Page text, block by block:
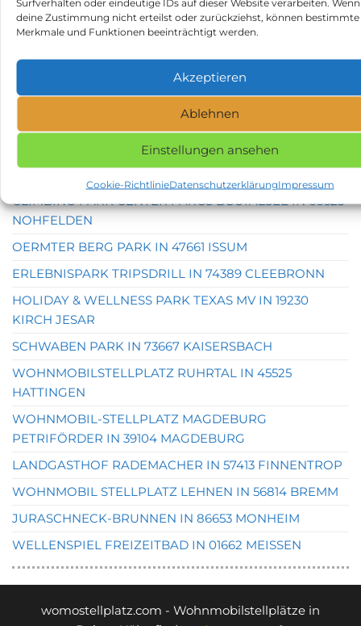
deine Zustimmung nicht erteilst oder zurückziehst, können bestimmte
Merkmale und Funktionen beeinträchtigt werden.
Akzeptieren
Ablehnen
Einstellungen ansehen
Cookie-RichtlinieDatenschutzerklärungImpressum
WOHNMOBILSTELLPLATZ GORLEBEN IN 29475
GORLEBEN
BURGSTADT HOTEL IN 56288 KASTELLAUN
WOHNMOBILSTELLPLATZ DITZUM – ANKERPLATZ IN
26844 JEMGUM
MATHILDE WOHNMOBILSTELLPLATZ IN 79346
ENDINGEN AM KAISERSTUHL
CLIMBING PARK CENTER PARCS BOSTALSEE IN 66625
NOHFELDEN
OERMTER BERG PARK IN 47661 ISSUM
ERLEBNISPARK TRIPSDRILL IN 74389 CLEEBRONN
HOLIDAY & WELLNESS PARK TEXAS MV IN 19230
KIRCH JESAR
SCHWABEN PARK IN 73667 KAISERSBACH
WOHNMOBILSTELLPLATZ RUHRTAL IN 45525
HATTINGEN
WOHNMOBIL-STELLPLATZ MAGDEBURG
PETRIFÖRDER IN 39104 MAGDEBURG
LANDGASTHOF RADEMACHER IN 57413 FINNENTROP
WOHNMOBIL STELLPLATZ LEHNEN IN 56814 BREMM
JURASCHNECK-BRUNNEN IN 86653 MONHEIM
WELLENSPIEL FREIZEITBAD IN 01662 MEISSEN
womostellplatz.com - Wohnmobilstellplätze in